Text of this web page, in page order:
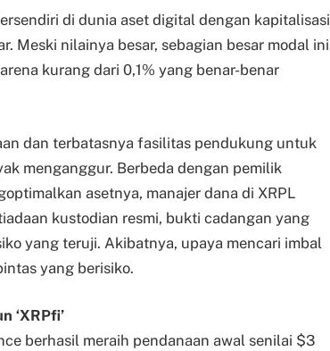
di dunia aset digital dengan kapitalisasi
Meski nilainya besar, sebagian besar modal ini
kurang dari 0,1% yang benar-benar
dan terbatasnya fasilitas pendukung untuk
menganggur. Berbeda dengan pemilik
asetnya, manajer dana di XRPL
kustodian resmi, bukti cadangan yang
yang teruji. Akibatnya, upaya mencari imbal
yang berisiko.
‘XRPfi’
berhasil meraih pendanaan awal senilai $3